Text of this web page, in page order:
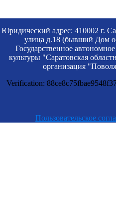
Юридический адрес: 410002 г.
улица д.18 (бывший Дом
Государственное
культуры "Саратовская
организация
Verification:
Пользовательское